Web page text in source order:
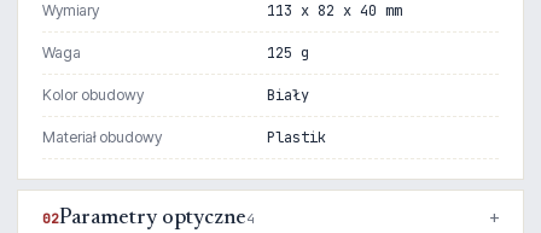
Wymiary 113 x 82 x 40 mm
Waga 125 g
Kolor obudowy Biały
Materiał obudowy Plastik
02Parametry optyczne4